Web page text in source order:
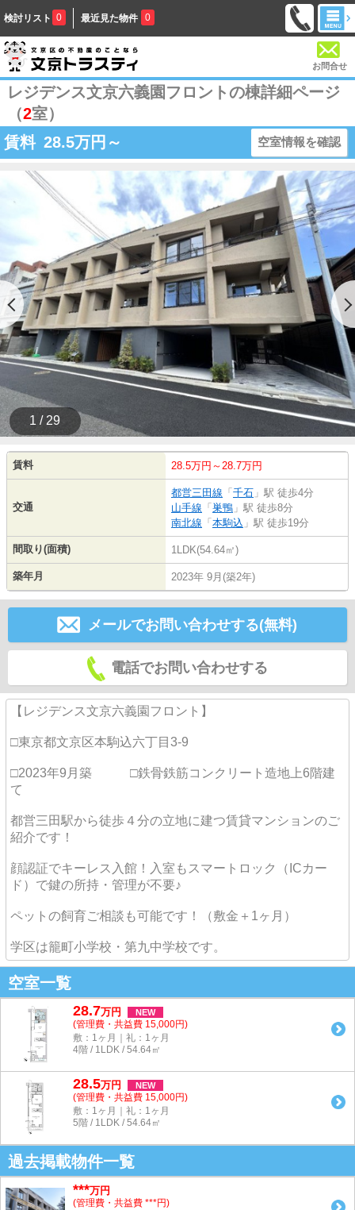
検討リスト 0 最近見た物件 0
お問合せ
レジデンス文京六義園フロントの棟詳細ページ
（2室）
賃料 28.5万円～ 空室情報を確認
1 / 29
賃料 28.5万円～28.7万円
交通
都営三田線 「 千石 」駅 徒歩4分
山手線 「 巣鴨 」駅 徒歩8分
南北線 「 本駒込 」駅 徒歩19分
間取り(面積) 1LDK(54.64㎡)
築年月 2023年 9月(築2年)
メールでお問い合わせする(無料)
電話でお問い合わせする
【レジデンス文京六義園フロント】
□東京都文京区本駒込六丁目3-9
□2023年9月築 □鉄骨鉄筋コンクリート造地上6階建
て
都営三田駅から徒歩４分の立地に建つ賃貸マンションのご
紹介です！
顔認証でキーレス入館！入室もスマートロック（ICカー
ド）で鍵の所持・管理が不要♪
ペットの飼育ご相談も可能です！（敷金＋1ヶ月）
学区は籠町小学校・第九中学校です。
空室一覧
28.7万円 NEW
(管理費・共益費 15,000円)
敷：1ヶ月｜礼：1ヶ月
4階 / 1LDK / 54.64㎡
28.5万円 NEW
(管理費・共益費 15,000円)
敷：1ヶ月｜礼：1ヶ月
5階 / 1LDK / 54.64㎡
過去掲載物件一覧
***万円
(管理費・共益費 ***円)